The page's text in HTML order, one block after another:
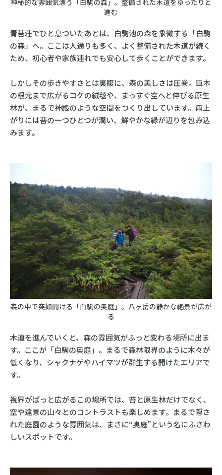
神秘的な雰囲気漂う「白駒の森」。整備された木道をゆったりと
進む
青苔荘でひと息ついたあとは、白駒池の森を象徴する「白駒
の森」へ。ここは人通りも多く、よく整備された木道が続く
ため、初心者や家族連れでも安心して歩くことができます。
しかしその歩きやすさとは裏腹に、森の美しさは圧巻。巨木
の根元まで広がるコケの絨毯や、まっすぐ空へと伸びる原生
林が、まるで神殿のような空間をつくり出しています。雨上
がりには苔の一つひとつが潤い、鮮やかな緑が辺りを包み込
みます。
森の中で突如開ける「白駒の奥庭」。八ヶ岳の静かな絶景が広が
る
木道を進んでいくと、森の雰囲気がふっと変わる場所に出ま
す。ここが「白駒の奥庭」。まるで森林限界のように木々が
低くなり、シャクナゲやハイマツが群生する開けたエリアで
す。
視界がぱっと広がるこの場所では、苔と原生林だけでなく、
空や遠景の山々とのコントラストも楽しめます。まるで隠さ
れた庭園のような雰囲気は、まさに“奥庭”という名にふさわ
しいスポットです。